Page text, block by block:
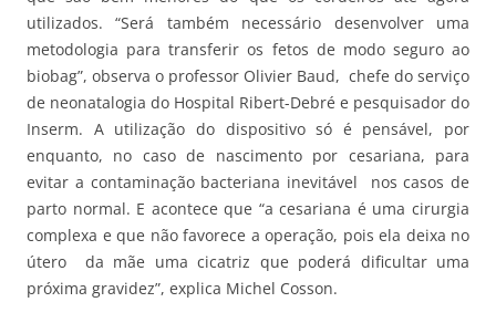
utilizados. “Será também necessário desenvolver uma
metodologia para transferir os fetos de modo seguro ao
biobag”, observa o professor Olivier Baud, chefe do serviço
de neonatalogia do Hospital Ribert-Debré e pesquisador do
Inserm. A utilização do dispositivo só é pensável, por
enquanto, no caso de nascimento por cesariana, para
evitar a contaminação bacteriana inevitável nos casos de
parto normal. E acontece que “a cesariana é uma cirurgia
complexa e que não favorece a operação, pois ela deixa no
útero da mãe uma cicatriz que poderá dificultar uma
próxima gravidez”, explica Michel Cosson.